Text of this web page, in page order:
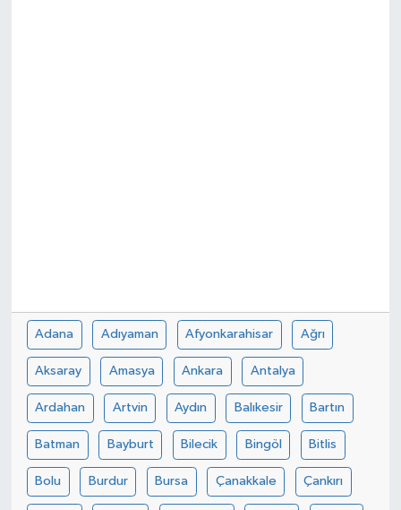
Adana Adıyaman Afyonkarahisar Ağrı
Aksaray Amasya Ankara Antalya
Ardahan Artvin Aydın Balıkesir Bartın
Batman Bayburt Bilecik Bingöl Bitlis
Bolu Burdur Bursa Çanakkale Çankırı